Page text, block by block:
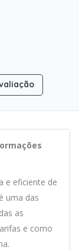
e eficiente de
é uma das
as
e como